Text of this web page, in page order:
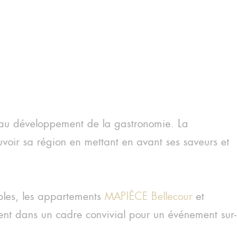
développement de la gastronomie. La
sa région en mettant en avant ses saveurs et
les appartements MAPIÈCE Bellecouret
dans un cadre convivial pour un événement sur-